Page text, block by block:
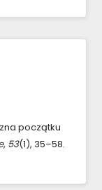
początku
, 53(1), 35–58.